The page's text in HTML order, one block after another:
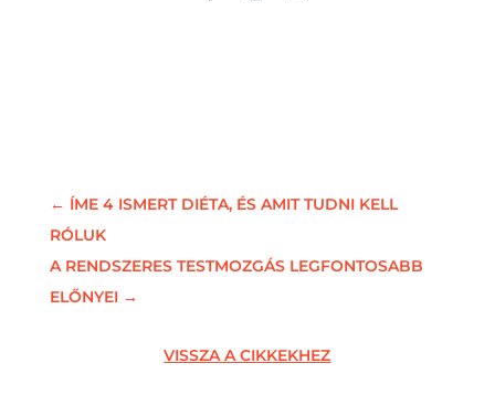
← ÍME 4 ISMERT DIÉTA, ÉS AMIT TUDNI KELL
RÓLUK
A RENDSZERES TESTMOZGÁS LEGFONTOSABB
ELŐNYEI→
VISSZA A CIKKEKHEZ